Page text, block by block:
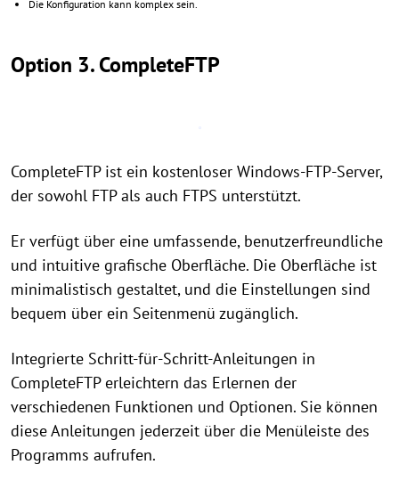
Die Konfiguration kann komplex sein.
Option 3. CompleteFTP
CompleteFTP ist ein kostenloser Windows-FTP-Server,
der sowohl FTP als auch FTPS unterstützt.
Er verfügt über eine umfassende, benutzerfreundliche
und intuitive grafische Oberfläche. Die Oberfläche ist
minimalistisch gestaltet, und die Einstellungen sind
bequem über ein Seitenmenü zugänglich.
Integrierte Schritt-für-Schritt-Anleitungen in
CompleteFTP erleichtern das Erlernen der
verschiedenen Funktionen und Optionen. Sie können
diese Anleitungen jederzeit über die Menüleiste des
Programms aufrufen.